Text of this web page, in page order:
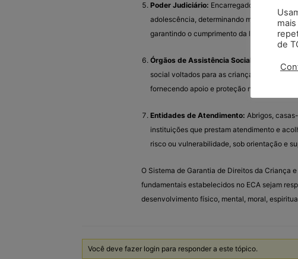
Poder Judiciário: Encarregado de julgar os
adolescência, determinando medidas de
garantindo o cumprimento da legislação
Órgãos de Assistência Social:
social voltados para as crianças e os
fornecendo apoio e proteção necessários
Entidades de Atendimento: Abrigos,
instituições que prestam atendimento e
risco ou vulnerabilidade, sob orientação e
O Sistema de Garantia de Direitos da Criança
fundamentais estabelecidos no ECA sejam
desenvolvimento físico, mental, moral,
Você deve fazer login para responder a este tópico.
de